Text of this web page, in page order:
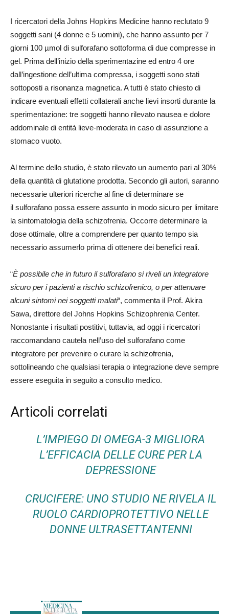
I ricercatori della Johns Hopkins Medicine hanno reclutato 9
soggetti sani (4 donne e 5 uomini), che hanno assunto per 7
giorni 100 µmol di sulforafano sottoforma di due compresse in
gel. Prima dell’inizio della sperimentazine ed entro 4 ore
dall’ingestione dell’ultima compressa, i soggetti sono stati
sottoposti a risonanza magnetica. A tutti è stato chiesto di
indicare eventuali effetti collaterali anche lievi insorti durante la
sperimentazione: tre soggetti hanno rilevato nausea e dolore
addominale di entità lieve-moderata in caso di assunzione a
stomaco vuoto.
Al termine dello studio, è stato rilevato un aumento pari al 30%
della quantità di glutatione prodotta. Secondo gli autori, saranno
necessarie ulteriori ricerche al fine di determinare se
il sulforafano possa essere assunto in modo sicuro per limitare
la sintomatologia della schizofrenia. Occorre determinare la
dose ottimale, oltre a comprendere per quanto tempo sia
necessario assumerlo prima di ottenere dei benefici reali.
“È possibile che in futuro il sulforafano si riveli un integratore
sicuro per i pazienti a rischio schizofrenico, o per attenuare
alcuni sintomi nei soggetti malati“, commenta il Prof. Akira
Sawa, direttore del Johns Hopkins Schizophrenia Center.
Nonostante i risultati postitivi, tuttavia, ad oggi i ricercatori
raccomandano cautela nell’uso del sulforafano come
integratore per prevenire o curare la schizofrenia,
sottolineando che qualsiasi terapia o integrazione deve sempre
essere eseguita in seguito a consulto medico.
Articoli correlati
L’IMPIEGO DI OMEGA-3 MIGLIORA
L’EFFICACIA DELLE CURE PER LA
DEPRESSIONE
CRUCIFERE: UNO STUDIO NE RIVELA IL
RUOLO CARDIOPROTETTIVO NELLE
DONNE ULTRASETTANTENNI